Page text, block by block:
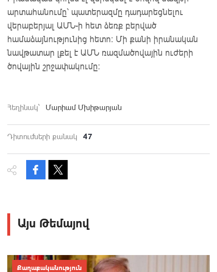
արտահանումը՝ պատերազմը դադարեցնելու
վերաբերյալ ԱՄՆ-ի հետ ձեռք բերված
համաձայնությունից հետո: Մի քանի իրանական
նավթատար լքել է ԱՄՆ ռազմածովային ուժերի
ծովային շրջափակումը:
Հեղինակ` Մարիամ Մխիթարյան
Դիտումների քանակ 47
Այս Թեմայով
Քաղաքականություն